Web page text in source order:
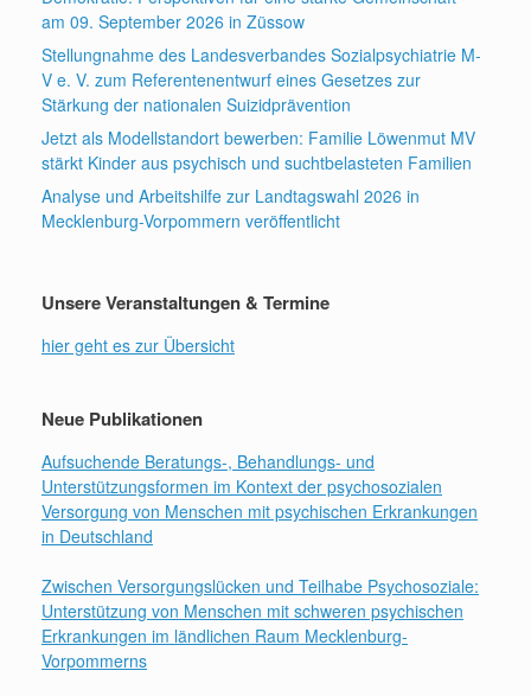
am 09. September 2026 in Züssow
Stellungnahme des Landesverbandes Sozialpsychiatrie M-
V e. V. zum Referentenentwurf eines Gesetzes zur
Stärkung der nationalen Suizidprävention
Jetzt als Modellstandort bewerben: Familie Löwenmut MV
stärkt Kinder aus psychisch und suchtbelasteten Familien
Analyse und Arbeitshilfe zur Landtagswahl 2026 in
Mecklenburg-Vorpommern veröffentlicht
Unsere Veranstaltungen & Termine
hier geht es zur Übersicht
Neue Publikationen
Aufsuchende Beratungs-, Behandlungs- und
Unterstützungsformen im Kontext der psychosozialen
Versorgung von Menschen mit psychischen Erkrankungen
in Deutschland
Zwischen Versorgungslücken und Teilhabe Psychosoziale:
Unterstützung von Menschen mit schweren psychischen
Erkrankungen im ländlichen Raum Mecklenburg-
Vorpommerns